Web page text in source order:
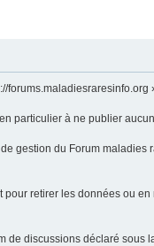
forums.maladiesraresinfo.org
particulier à ne publier
gestion du Forum maladies
retirer les données ou en
de discussions déclaré sous